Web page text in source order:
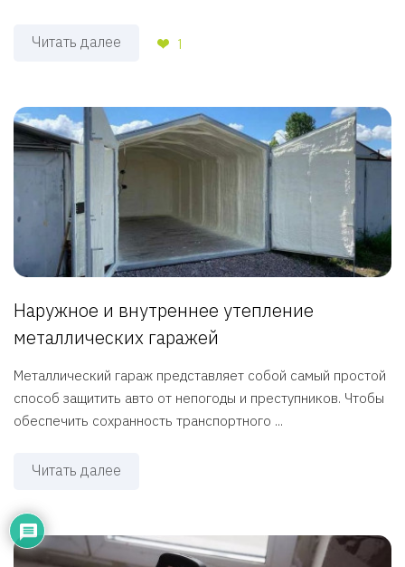
Читать далее 1
Наружное и внутреннее утепление
металлических гаражей
Металлический гараж представляет собой самый простой
способ защитить авто от непогоды и преступников. Чтобы
обеспечить сохранность транспортного ...
Читать далее